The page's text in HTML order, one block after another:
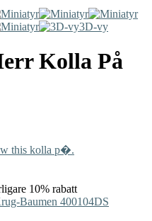
3D-vy
Kolla På
this kolla p�.
10% rabatt
Baumen 400104DS